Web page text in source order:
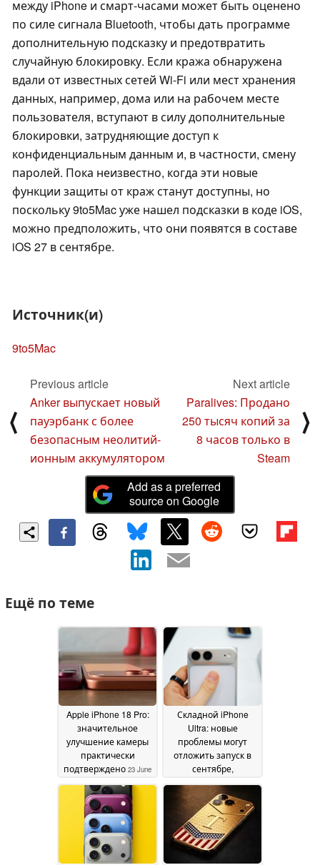
между iPhone и смарт-часами может быть оценено
по силе сигнала Bluetooth, чтобы дать программе
дополнительную подсказку и предотвратить
случайную блокировку. Если кража обнаружена
вдали от известных сетей Wi-Fi или мест хранения
данных, например, дома или на рабочем месте
пользователя, вступают в силу дополнительные
блокировки, затрудняющие доступ к
конфиденциальным данным и, в частности, смену
паролей. Пока неизвестно, когда эти новые
функции защиты от краж станут доступны, но
поскольку 9to5Mac уже нашел подсказки в коде iOS,
можно предположить, что они появятся в составе
iOS 27 в сентябре.
Источник(и)
9to5Mac
⟨
Previous article
Anker выпускает новый
пауэрбанк с более
безопасным неолитий-
ионным аккумулятором
Next article
Paralives: Продано
250 тысяч копий за
8 часов только в
Steam
⟩
Add as a preferred
source on Google
Ещё по теме
Apple iPhone 18 Pro:
значительное
улучшение камеры
практически
подтверждено 23 June
2026
Складной iPhone
Ultra: новые
проблемы могут
отложить запуск в
сентябре,
свежая утечка от
ведущего тайпстера
27 May 2026